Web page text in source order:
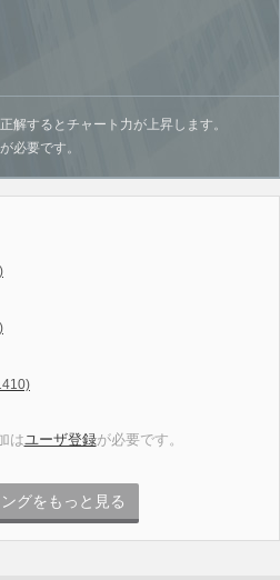
するとチャート力が上昇します。
が必要です。
はユーザ登録が必要です。
グをもっと見る